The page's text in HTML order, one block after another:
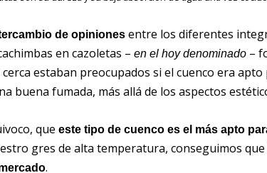
de opiniones entre los diferentes
en cazoletas – en el hoy denominado –
estaban preocupados si el cuenco era
buena fumada, más allá de los aspectos
que este tipo de cuenco es el más apto
gres de alta temperatura, conseguimos
.